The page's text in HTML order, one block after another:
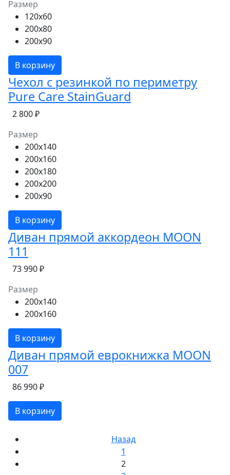
Размер
120x60
200x80
200x90
В корзину
Чехол с резинкой по периметру
Pure Care StainGuard
2 800 ₽
Размер
200x140
200x160
200x180
200x200
200x90
В корзину
Диван прямой аккордеон MOON
111
73 990 ₽
Размер
200x140
200x160
В корзину
Диван прямой еврокнижка MOON
007
86 990 ₽
В корзину
Назад
1
2